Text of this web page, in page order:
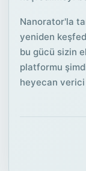
Nanorator'la
yeniden
bu gücü sizin
platformu
heyecan verici